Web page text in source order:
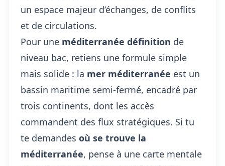
un espace majeur d’échanges, de conflits
et de circulations.
Pour une méditerranée définition de
niveau bac, retiens une formule simple
mais solide : la mer méditerranée est un
bassin maritime semi-fermé, encadré par
trois continents, dont les accès
commandent des flux stratégiques. Si tu
te demandes où se trouve la
méditerranée, pense à une carte mentale